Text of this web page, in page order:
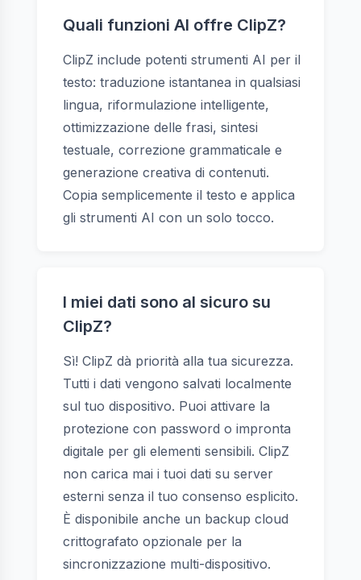
Quali funzioni AI offre ClipZ?
ClipZ include potenti strumenti AI per il
testo: traduzione istantanea in qualsiasi
lingua, riformulazione intelligente,
ottimizzazione delle frasi, sintesi
testuale, correzione grammaticale e
generazione creativa di contenuti.
Copia semplicemente il testo e applica
gli strumenti AI con un solo tocco.
I miei dati sono al sicuro su
ClipZ?
Sì! ClipZ dà priorità alla tua sicurezza.
Tutti i dati vengono salvati localmente
sul tuo dispositivo. Puoi attivare la
protezione con password o impronta
digitale per gli elementi sensibili. ClipZ
non carica mai i tuoi dati su server
esterni senza il tuo consenso esplicito.
È disponibile anche un backup cloud
crittografato opzionale per la
sincronizzazione multi-dispositivo.